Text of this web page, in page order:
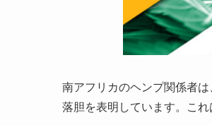
南アフリカのヘンプ関係者
落胆を表明してい ます。こ